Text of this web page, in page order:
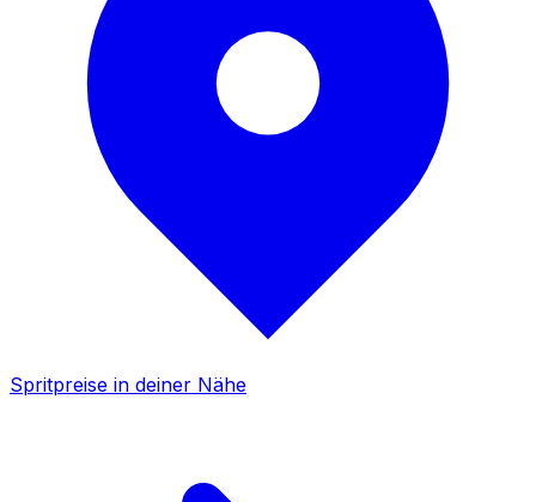
Spritpreise in deiner Nähe